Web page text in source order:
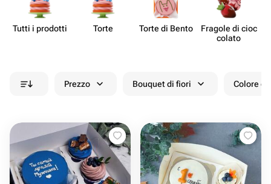
Tutti i prodotti Torte Torte di Bento
Fragole di cioc​
colato
Prezzo Bouquet di fiori Colore